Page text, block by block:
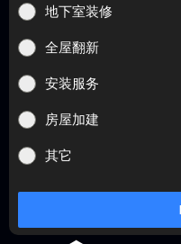
地下室装修
全屋翻新
安装服务
房屋加建
其它